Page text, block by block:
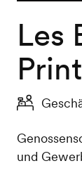
Les
und